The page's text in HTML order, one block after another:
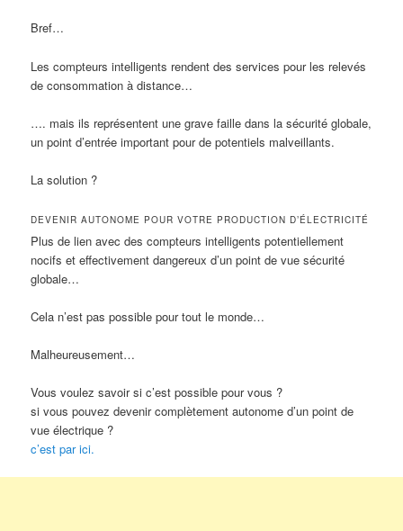
Bref…
Les compteurs intelligents rendent des services pour les relevés
de consommation à distance…
…. mais ils représentent une grave faille dans la sécurité globale,
un point d’entrée important pour de potentiels malveillants.
La solution ?
DEVENIR AUTONOME POUR VOTRE PRODUCTION D’ÉLECTRICITÉ
Plus de lien avec des compteurs intelligents potentiellement
nocifs et effectivement dangereux d’un point de vue sécurité
globale…
Cela n’est pas possible pour tout le monde…
Malheureusement…
Vous voulez savoir si c’est possible pour vous ?
si vous pouvez devenir complètement autonome d’un point de
vue électrique ?
c’est par ici.